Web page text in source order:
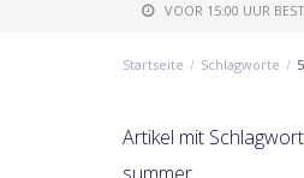
VOOR 15:00 UUR
Startseite / Schlagworte /
Artikel mit